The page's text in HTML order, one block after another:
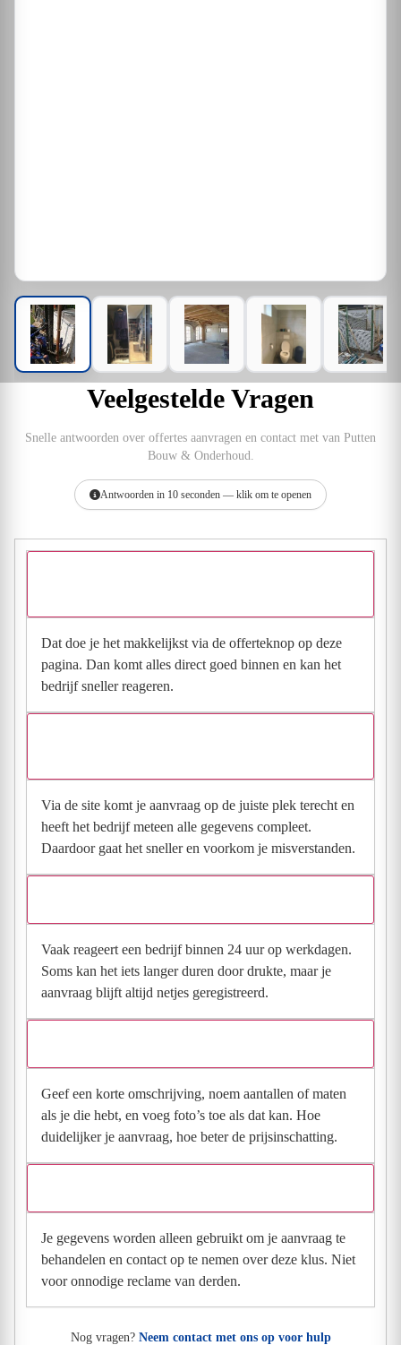
Veelgestelde Vragen
Snelle antwoorden over offertes aanvragen en contact met van Putten
Bouw & Onderhoud.
Antwoorden in 10 seconden — klik om te openen
Dat doe je het makkelijkst via de offerteknop op deze
pagina. Dan komt alles direct goed binnen en kan het
bedrijf sneller reageren.
Via de site komt je aanvraag op de juiste plek terecht en
heeft het bedrijf meteen alle gegevens compleet.
Daardoor gaat het sneller en voorkom je misverstanden.
Vaak reageert een bedrijf binnen 24 uur op werkdagen.
Soms kan het iets langer duren door drukte, maar je
aanvraag blijft altijd netjes geregistreerd.
Geef een korte omschrijving, noem aantallen of maten
als je die hebt, en voeg foto’s toe als dat kan. Hoe
duidelijker je aanvraag, hoe beter de prijsinschatting.
Je gegevens worden alleen gebruikt om je aanvraag te
behandelen en contact op te nemen over deze klus. Niet
voor onnodige reclame van derden.
Nog vragen? Neem contact met ons op voor hulp